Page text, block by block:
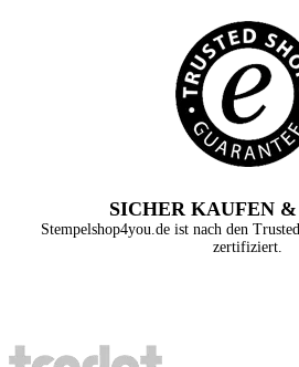
SICHER KAUFEN
Stempelshop4you.de ist nach den
zertifiziert.